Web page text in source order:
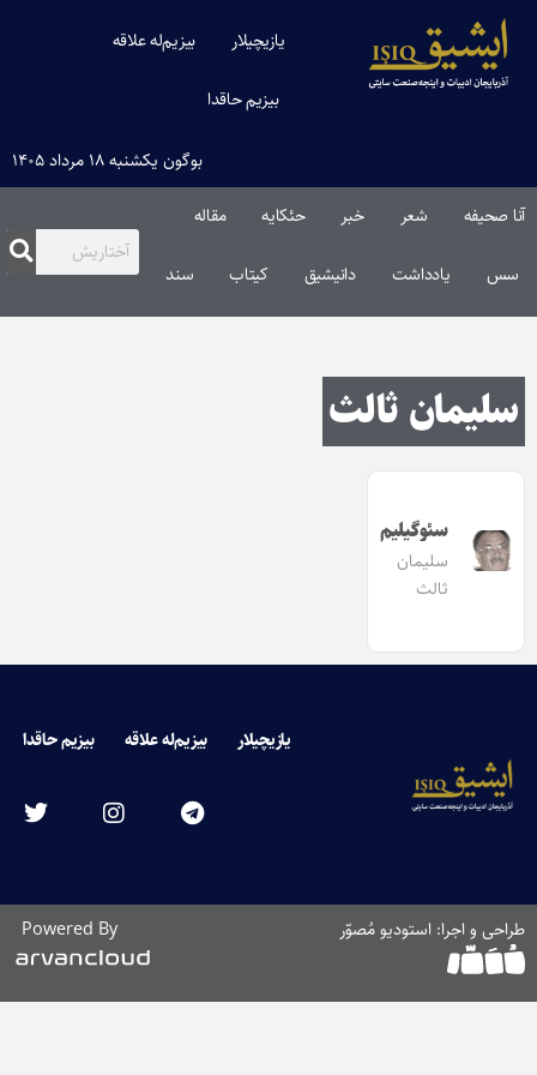
یازیچیلار بیزیم‌له علاقه
بیزیم حاقدا
بوگون یکشنبه ۱۸ مرداد ۱۴۰۵
آنا صحیفه شعر خبر حئکایه مقاله‌
سس یادداشت دانیشیق کیتاب سند
سلیمان ثالث
سئوگیلیم
سلیمان
ثالث
یازیچیلار بیزیم‌له علاقه بیزیم حاقدا
طراحی و اجرا: استودیو مُصوّر Powered By